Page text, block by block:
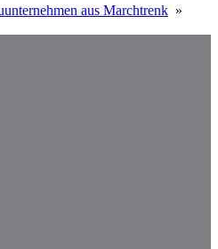
aus Marchtrenk »